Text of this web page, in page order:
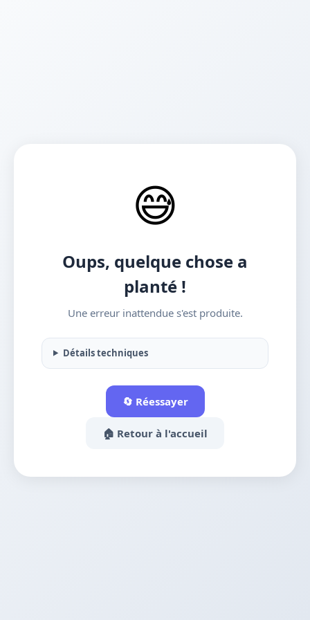
😅
Oups, quelque chose a
planté !
Une erreur inattendue s'est produite.
Détails techniques
🔄 Réessayer
🏠 Retour à l'accueil